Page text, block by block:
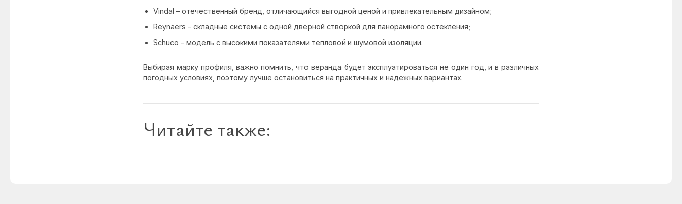
Vindal – отечественный бренд, отличающийся выгодной ценой и привлекательным дизайном;
Reynaers – складные системы с одной дверной створкой для панорамного остекления;
Schuco – модель с высокими показателями тепловой и шумовой изоляции.
Выбирая марку профиля, важно помнить, что веранда будет эксплуатироваться не один год, и в различных
погодных условиях, поэтому лучше остановиться на практичных и надежных вариантах.
Читайте также: